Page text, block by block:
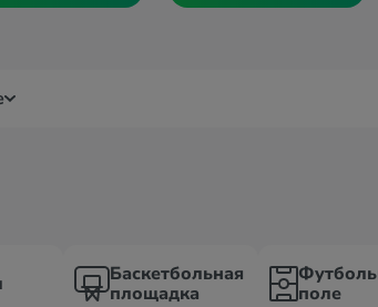
Баскетбольная
площадка
поле